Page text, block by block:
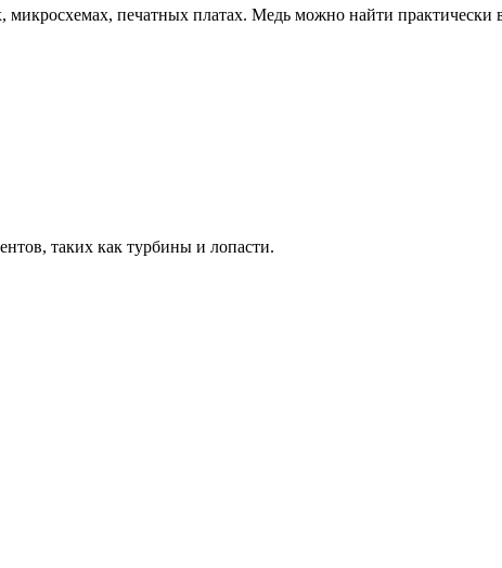
печатных платах. Медь можно найти практически
таких как турбины и лопасти.